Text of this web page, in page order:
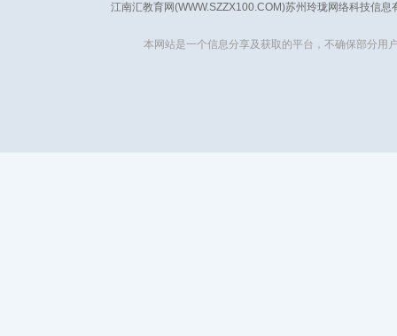
江南汇教育网(WWW.SZZX100.COM)苏州玲珑网络科技信
本网站是一个信息分享及获取的平台，不确保部分用